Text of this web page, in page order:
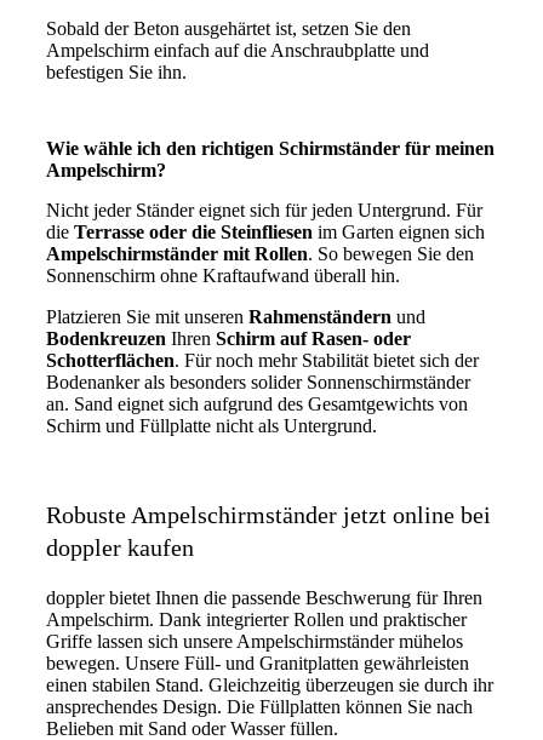
Sobald der Beton ausgehärtet ist, setzen Sie den
Ampelschirm einfach auf die Anschraubplatte und
befestigen Sie ihn.
Wie wähle ich den richtigen Schirmständer für meinen
Ampelschirm?
Nicht jeder Ständer eignet sich für jeden Untergrund. Für
die Terrasse oder die Steinfliesen im Garten eignen sich
Ampelschirmständer mit Rollen. So bewegen Sie den
Sonnenschirm ohne Kraftaufwand überall hin.
Platzieren Sie mit unseren Rahmenständern und
Bodenkreuzen Ihren Schirm auf Rasen- oder
Schotterflächen. Für noch mehr Stabilität bietet sich der
Bodenanker als besonders solider Sonnenschirmständer
an. Sand eignet sich aufgrund des Gesamtgewichts von
Schirm und Füllplatte nicht als Untergrund.
Robuste Ampelschirmständer jetzt online bei
doppler kaufen
doppler bietet Ihnen die passende Beschwerung für Ihren
Ampelschirm. Dank integrierter Rollen und praktischer
Griffe lassen sich unsere Ampelschirmständer mühelos
bewegen. Unsere Füll- und Granitplatten gewährleisten
einen stabilen Stand. Gleichzeitig überzeugen sie durch ihr
ansprechendes Design. Die Füllplatten können Sie nach
Belieben mit Sand oder Wasser füllen.